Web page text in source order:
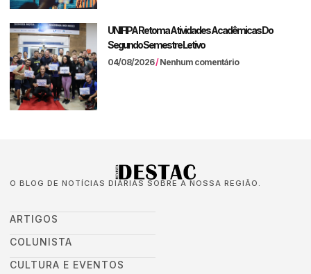
UNIFIPA Retoma Atividades Acadêmicas Do
Segundo Semestre Letivo
04/08/2026 Nenhum comentário
O BLOG DE NOTÍCIAS DIÁRIAS SOBRE A NOSSA REGIÃO.
ARTIGOS
COLUNISTA
CULTURA E EVENTOS